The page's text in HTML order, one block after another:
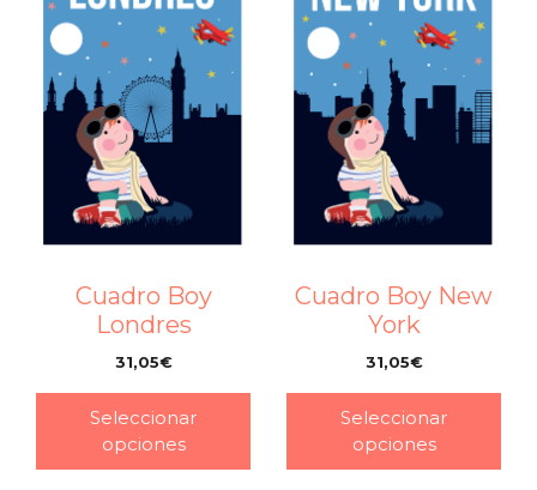
Cuadro Boy
Londres
31,05€
Seleccionar
opciones
Cuadro Boy New
York
31,05€
Seleccionar
opciones